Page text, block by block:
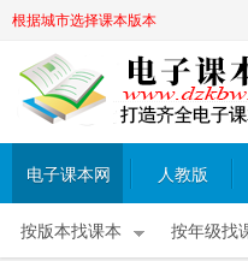
根据城市选择课本版本
电子课本网 人教版
按版本找课本 按年级找